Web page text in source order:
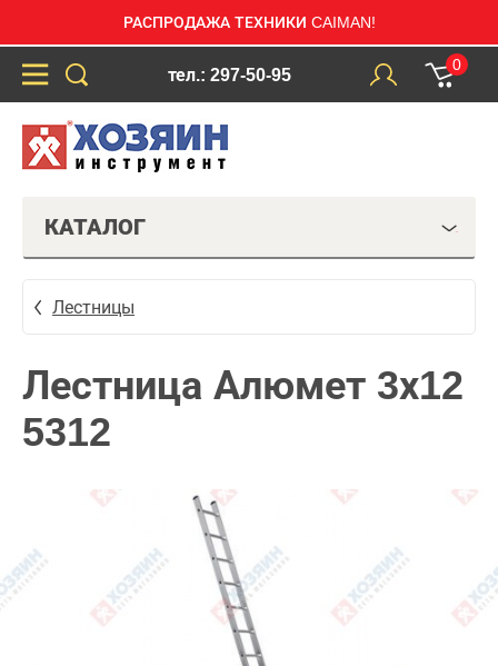
РАСПРОДАЖА ТЕХНИКИ CAIMAN!
тел.: 297-50-95
0
КАТАЛОГ
Лестницы
Лестница Алюмет 3х12
5312